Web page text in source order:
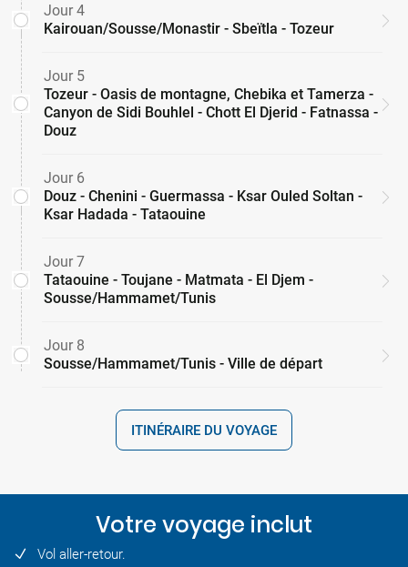
Jour 4
Kairouan/Sousse/Monastir - Sbeïtla - Tozeur
Jour 5
Tozeur - Oasis de montagne, Chebika et Tamerza -
Canyon de Sidi Bouhlel - Chott El Djerid - Fatnassa -
Douz
Jour 6
Douz - Chenini - Guermassa - Ksar Ouled Soltan -
Ksar Hadada - Tataouine
Jour 7
Tataouine - Toujane - Matmata - El Djem -
Sousse/Hammamet/Tunis
Jour 8
Sousse/Hammamet/Tunis - Ville de départ
ITINÉRAIRE DU VOYAGE
Votre voyage inclut
Vol aller-retour.